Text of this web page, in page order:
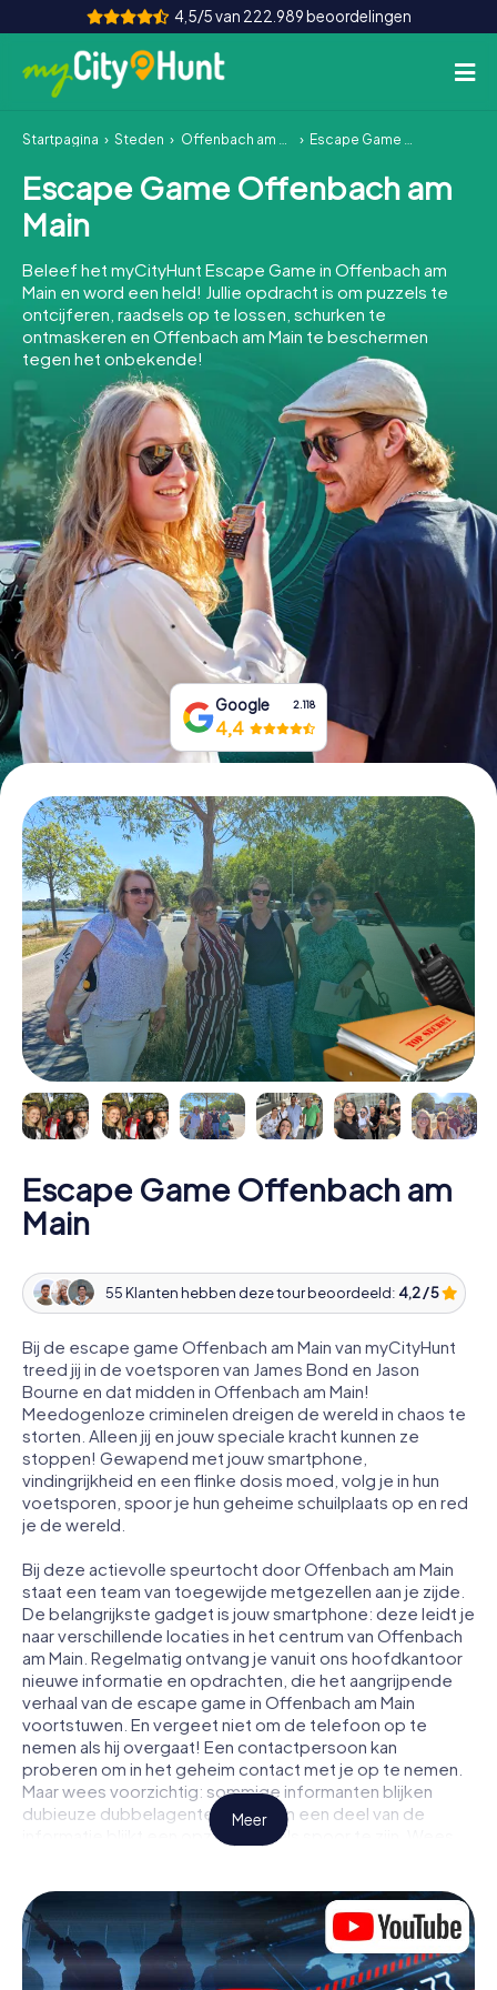
4,5/5 van 222.989 beoordelingen
Hoe het werkt
Steden
Teamevenement
Tickets
INT AT CH
DE
ES
FR UK
IE
IT
NL
Boek tickets
Koop cadeaubonnen
Startpagina Steden Offenbach am Main Escape Game Offenbach am Main
Escape Game Offenbach am
Main
Beleef het myCityHunt Escape Game in Offenbach am
Main en word een held! Jullie opdracht is om puzzels te
ontcijferen, raadsels op te lossen, schurken te
ontmaskeren en Offenbach am Main te beschermen
tegen het onbekende!
Google 2.118
4,4
Escape Game Offenbach am
Main
55 Klanten hebben deze tour beoordeeld: 4,2 / 5
Bij de escape game Offenbach am Main van myCityHunt
treed jij in de voetsporen van James Bond en Jason
Bourne en dat midden in Offenbach am Main!
Meedogenloze criminelen dreigen de wereld in chaos te
storten. Alleen jij en jouw speciale kracht kunnen ze
stoppen! Gewapend met jouw smartphone,
vindingrijkheid en een flinke dosis moed, volg je in hun
voetsporen, spoor je hun geheime schuilplaats op en red
je de wereld.
Bij deze actievolle speurtocht door Offenbach am Main
staat een team van toegewijde metgezellen aan je zijde.
De belangrijkste gadget is jouw smartphone: deze leidt je
naar verschillende locaties in het centrum van Offenbach
am Main. Regelmatig ontvang je vanuit ons hoofdkantoor
nieuwe informatie en opdrachten, die het aangrijpende
verhaal van de escape game in Offenbach am Main
voortstuwen. En vergeet niet om de telefoon op te
nemen als hij overgaat! Een contactpersoon kan
proberen om in het geheim contact met je op te nemen.
Maar wees voorzichtig: sommige informanten blijken
dubieuze dubbelagenten te zijn en een deel van de
informatie blijkt een opzettelijk vals spoor te zijn. Wees
Anders dan in een klassieke escaperoom in Offenbach am
Main zit je niet opgesloten in een kamer waaruit je jezelf
binnen een bepaald tijdvenster moet bevrijden. Met deze
Meer